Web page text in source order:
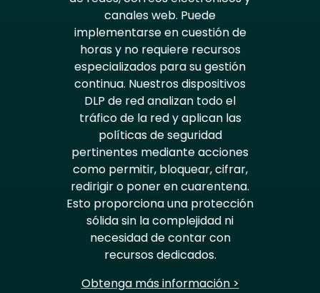
canales web. Puede
implementarse en cuestión de
horas y no requiere recursos
especializados para su gestión
continua. Nuestros dispositivos
DLP de red analizan todo el
tráfico de la red y aplican las
políticas de seguridad
pertinentes mediante acciones
como permitir, bloquear, cifrar,
redirigir o poner en cuarentena.
Esto proporciona una protección
sólida sin la complejidad ni
necesidad de contar con
recursos dedicados.
Obtenga más información >